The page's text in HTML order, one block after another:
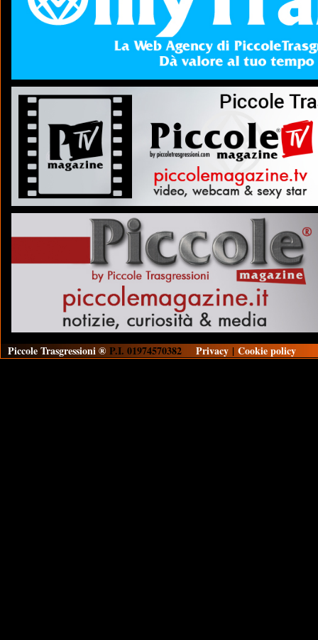
Piccole Trasgressioni ® P.I. 01974570382 Privacy | Cookie policy